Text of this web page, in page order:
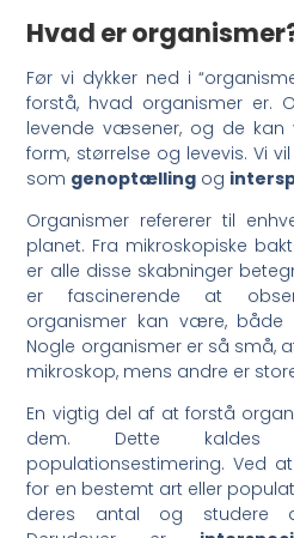
Hvad er
Før vi dykker ned i
forstå, hvad organismer er.
levende væsener, og de
form, størrelse og levevis. Vi
som genoptælling og
Organismer refererer til
planet. Fra mikroskopiske
er alle disse skabninger
er fascinerende at
organismer kan være,
Nogle organismer er så små,
mikroskop, mens andre er
En vigtig del af at forstå
dem. Dette kaldes
populationsestimering. Ved
for en bestemt art eller
deres antal og studere